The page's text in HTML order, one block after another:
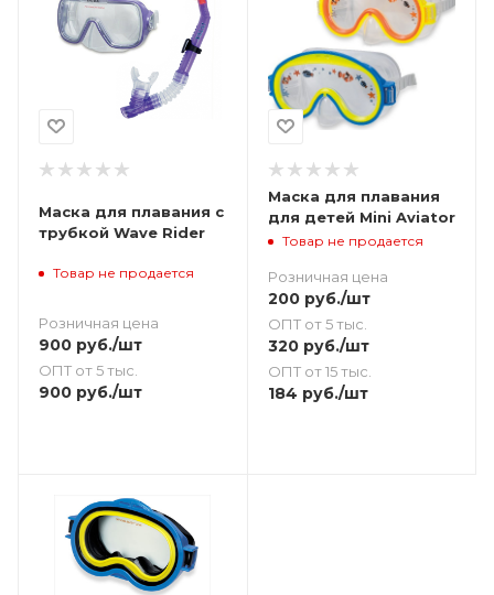
Маска для плавания с
трубкой Wave Rider
Товар не продается
Розничная цена
900 руб./шт
ОПТ от 5 тыс.
900 руб./шт
Маска для плавания
для детей Mini Aviator
Товар не продается
Розничная цена
200руб./шт
ОПТ от 5 тыс.
320руб./шт
ОПТ от 15 тыс.
184 руб./шт